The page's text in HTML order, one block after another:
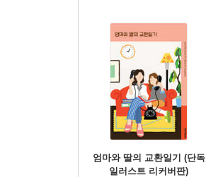
엄마와 딸의 교환일기 (단독
일러스트 리커버판)